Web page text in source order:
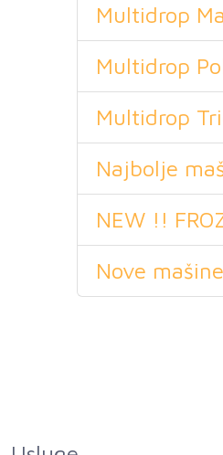
Multidrop
Multidrop
Multidrop
Najbolje
NEW !!
Nove